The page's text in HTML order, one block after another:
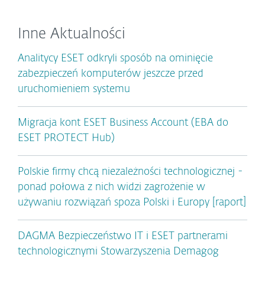
Inne Aktualności
Analitycy ESET odkryli sposób na ominięcie
zabezpieczeń komputerów jeszcze przed
uruchomieniem systemu
Migracja kont ESET Business Account (EBA do
ESET PROTECT Hub)
Polskie firmy chcą niezależności technologicznej -
ponad połowa z nich widzi zagrożenie w
używaniu rozwiązań spoza Polski i Europy [raport]
DAGMA Bezpieczeństwo IT i ESET partnerami
technologicznymi Stowarzyszenia Demagog